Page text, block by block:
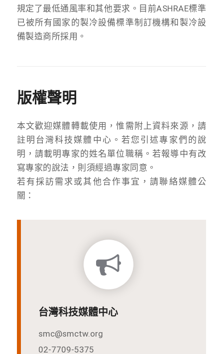
規定了最低通風率和其他要求。目前ASHRAE標準
已被所有國家的製冷設備標準制訂機構和製冷設
備製造商所採用。
版權聲明
本文歡迎媒體轉載使用，惟需附上資料來源，請
註明台灣科技媒體中心。若您引述專家們的說
明，請載明專家的姓名單位職稱。若報導中有改
寫專家的說法，則須經過專家同意。
若有採訪需求或其他合作事宜，請聯絡媒體公
關：
台灣科技媒體中心
smc@smctw.org
02-7709-5375